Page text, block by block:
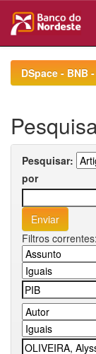
navigationDSpace - BNB
Pesquisar:
por
Filtros correntes: